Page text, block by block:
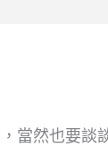
當然也要談